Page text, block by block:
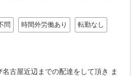
問 時間外労働あり 転勤なし
古屋近辺までの配達をして頂き ま